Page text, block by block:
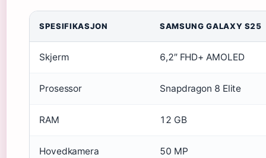
SPESIFIKASJON SAMSUNG GALAXY S25
Skjerm 6,2″ FHD+ AMOLED
Prosessor Snapdragon 8 Elite
RAM 12 GB
Hovedkamera 50 MP